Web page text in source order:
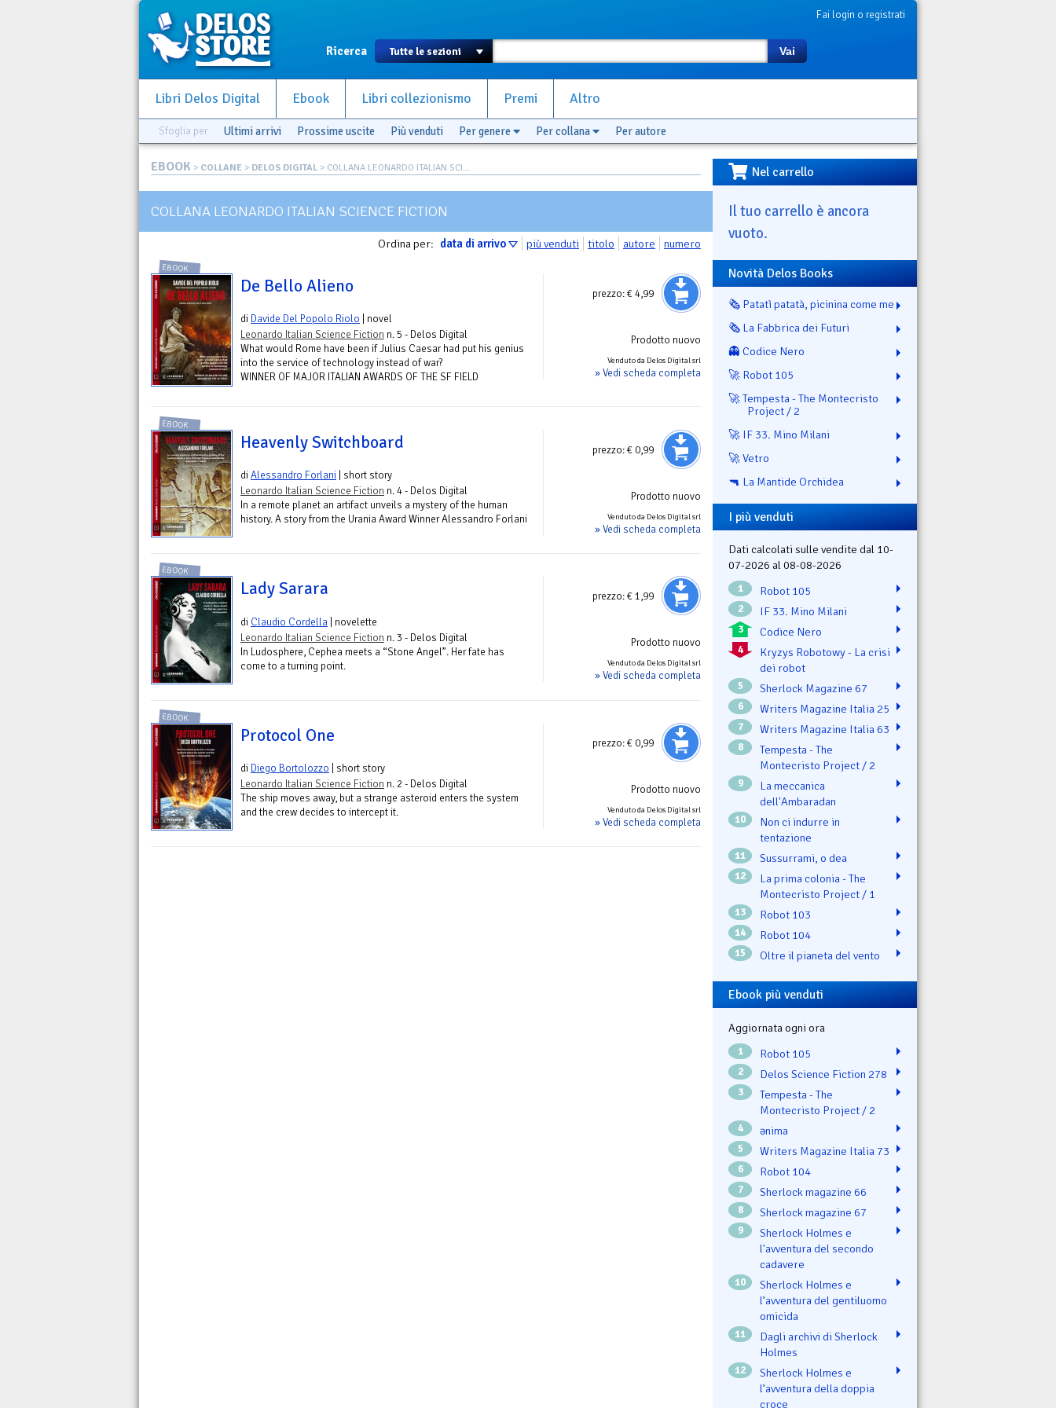
Fai login o registrati
Ricerca Vai
Libri Delos Digital Ebook Libri collezionismo Premi Altro
Sfoglia per Ultimi arrivi Prossime uscite Più venduti Per genere Per collana Per autore
EBOOK > COLLANE > DELOS DIGITAL > COLLANA LEONARDO ITALIAN SCI...
COLLANA LEONARDO ITALIAN SCIENCE FICTION
Ordina per: data di arrivo più venduti titolo autore numero
prezzo:€ 4,99
Prodotto nuovo
Venduto da Delos Digital srl
» Vedi scheda completa
EBOOK
De Bello Alieno
di Davide Del Popolo Riolo | novel
Leonardo Italian Science Fiction n. 5 - Delos Digital
What would Rome have been if Julius Caesar had put his genius
into the service of technology instead of war?
WINNER OF MAJOR ITALIAN AWARDS OF THE SF FIELD
prezzo:€ 0,99
Prodotto nuovo
Venduto da Delos Digital srl
» Vedi scheda completa
EBOOK
Heavenly Switchboard
diAlessandro Forlani | short story
Leonardo Italian Science Fiction n. 4 - Delos Digital
In a remote planet an artifact unveils a mystery of the human
history. A story from the Urania Award Winner Alessandro Forlani
prezzo:€ 1,99
Prodotto nuovo
Venduto da Delos Digital srl
» Vedi scheda completa
EBOOK
Lady Sarara
di Claudio Cordella | novelette
Leonardo Italian Science Fiction n. 3 - Delos Digital
In Ludosphere, Cephea meets a “Stone Angel”. Her fate has
come to a turning point.
prezzo:€ 0,99
Prodotto nuovo
Venduto da Delos Digital srl
» Vedi scheda completa
EBOOK
Protocol One
di Diego Bortolozzo | short story
Leonardo Italian Science Fiction n. 2 - Delos Digital
The ship moves away, but a strange asteroid enters the system
and the crew decides to intercept it.
Nel carrello
Il tuo carrello è ancora
vuoto.
Novità Delos Books
🗞️ Patatì patatà, picinina come me
🗞️ La Fabbrica dei Futuri
👻 Codice Nero
🚀 Robot 105
🚀 Tempesta - The Montecristo
Project / 2
🚀 IF 33. Mino Milani
🚀 Vetro
🔫 La Mantide Orchidea
I più venduti
Dati calcolati sulle vendite dal 10-
07-2026 al 08-08-2026
1 Robot 105
2 IF 33. Mino Milani
3 Codice Nero
4
Kryzys Robotowy - La crisi
dei robot
5 Sherlock Magazine 67
6 Writers Magazine Italia 25
7 Writers Magazine Italia 63
8
Tempesta - The
Montecristo Project / 2
9
La meccanica
dell'Ambaradan
10
Non ci indurre in
tentazione
11 Sussurrami, o dea
12
La prima colonia - The
Montecristo Project / 1
13 Robot 103
14 Robot 104
15 Oltre il pianeta del vento
Ebook più venduti
Aggiornata ogni ora
1 Robot 105
2 Delos Science Fiction 278
3
Tempesta - The
Montecristo Project / 2
4 ənima
5 Writers Magazine Italia 73
6 Robot 104
7 Sherlock magazine 66
8 Sherlock magazine 67
9
Sherlock Holmes e
l'avventura del secondo
cadavere
10
Sherlock Holmes e
l’avventura del gentiluomo
omicida
11
Dagli archivi di Sherlock
Holmes
12
Sherlock Holmes e
l’avventura della doppia
croce